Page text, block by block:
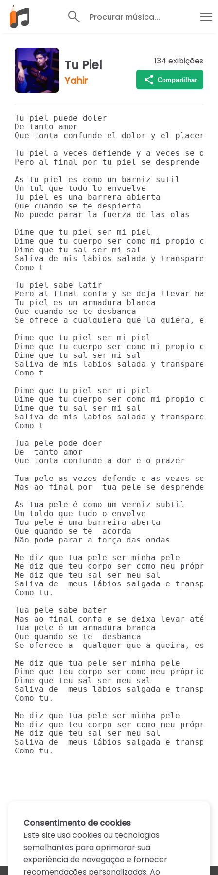
Procurar música...
Tu Piel
Yahir
134 exibições
Compartilhar
Tu piel puede doler
De tanto amor
Que tonta confunde el dolor y el placer
Tu piel a veces defiende y a veces se
Pero al final por tu piel se desprende
As tu piel es como un barniz sutil
Un tul que todo lo envuelve
Tu piel es una barrera abierta
Que cuando se te despierta
No puede parar la fuerza de las olas
Dime que tu piel ser mi piel
Dime que tu cuerpo ser como mi propio
Dime que tu sal ser mi sal
Saliva de mis labios salada y
Como t
Tu piel sabe latir
Pero al final confa y se deja llevar
Tu piel es un armadura blanca
Que cuando se te desbanca
Se ofrece a cualquiera que la quiera,
Dime que tu piel ser mi piel
Dime que tu cuerpo ser como mi propio
Dime que tu sal ser mi sal
Saliva de mis labios salada y
Como t
Dime que tu piel ser mi piel
Dime que tu cuerpo ser como mi propio
Dime que tu sal ser mi sal
Saliva de mis labios salada y
Como t
Tua pele pode doer
De  tanto amor
Que tonta confunde a dor e o prazer
Tua pele as vezes defende e as vezes se
Mas ao final por  tua pele se desprende
As tua pele é como um verniz subtil
Um toldo que tudo o envolve
Tua pele é uma barreira aberta
Que quando se te  acorda
Não pode parar a força das ondas
Me diz que tua pele ser minha pele
Me diz que teu corpo ser como meu
Me diz que teu sal ser meu sal
Saliva de  meus lábios salgada e
Como tu.
Tua pele sabe bater
Mas ao final confa e se deixa levar até
Tua pele é um armadura branca
Que quando se te  desbanca
Se oferece a  qualquer que a queira,
Me diz que tua pele ser minha pele
Dime que teu corpo ser como meu próprio
Dime que teu sal ser meu sal
Saliva de  meus lábios salgada e
Como tu.
Me diz que tua pele ser minha pele
Me diz que teu corpo ser como meu
Me diz que teu sal ser meu sal
Saliva de  meus lábios salgada e
Como tu.
Consentimento de cookies
Este site usa cookies ou tecnologias
semelhantes para aprimorar sua
experiência de navegação e fornecer
recomendações personalizadas. Ao